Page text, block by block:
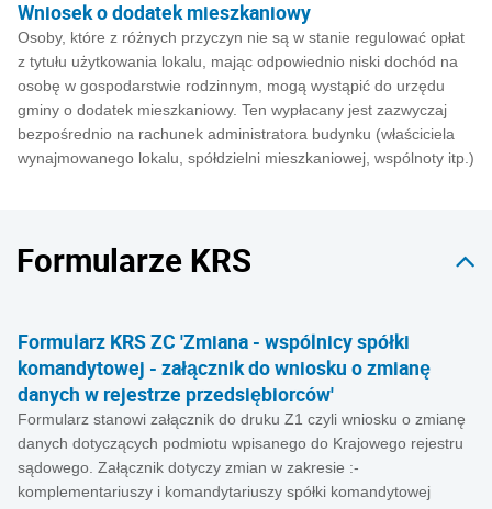
Wniosek o dodatek mieszkaniowy
Osoby, które z różnych przyczyn nie są w stanie regulować opłat
z tytułu użytkowania lokalu, mając odpowiednio niski dochód na
osobę w gospodarstwie rodzinnym, mogą wystąpić do urzędu
gminy o dodatek mieszkaniowy. Ten wypłacany jest zazwyczaj
bezpośrednio na rachunek administratora budynku (właściciela
wynajmowanego lokalu, spółdzielni mieszkaniowej, wspólnoty itp.)
Formularze KRS
Formularz KRS ZC 'Zmiana - wspólnicy spółki
komandytowej - załącznik do wniosku o zmianę
danych w rejestrze przedsiębiorców'
Formularz stanowi załącznik do druku Z1 czyli wniosku o zmianę
danych dotyczących podmiotu wpisanego do Krajowego rejestru
sądowego. Załącznik dotyczy zmian w zakresie :-
komplementariuszy i komandytariuszy spółki komandytowej